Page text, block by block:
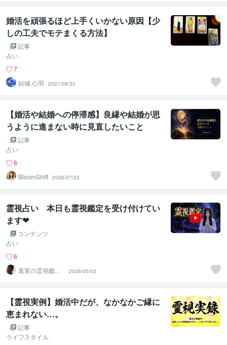
婚活を頑張るほど上手くいかない原因【少
しの工夫でモテまくる方法】
記事
占い
7
結城 心羽
2021/08/30
【婚活や結婚への停滞感】良縁や結婚が思
うように進まない時に見直したいこと
記事
占い
6
BloomShift 2026/07/23
霊視占い 本日も霊視鑑定を受け付けてい
ます❤
コンテンツ
占い
6
真実の霊視鑑定
✨アダ369✨
2026/05/02
【霊視実例】婚活中だが、なかなかご縁に
恵まれない…。
記事
ライフスタイル